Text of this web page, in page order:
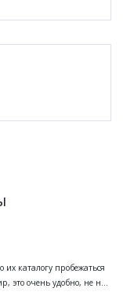
их каталогу пробежаться
это очень удобно, не н...